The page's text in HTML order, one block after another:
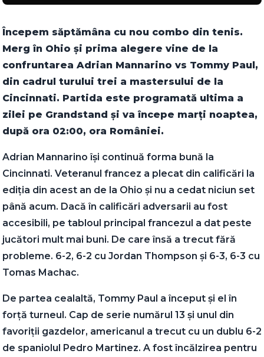
Începem săptămâna cu nou combo din tenis.
Merg în Ohio și prima alegere vine de la
confruntarea Adrian Mannarino vs Tommy Paul,
din cadrul turului trei a mastersului de la
Cincinnati. Partida este programată ultima a
zilei pe Grandstand și va începe marți noaptea,
după ora 02:00, ora României.
Adrian Mannarino își continuă forma bună la
Cincinnati. Veteranul francez a plecat din calificări la
ediția din acest an de la Ohio și nu a cedat niciun set
până acum. Dacă în calificări adversarii au fost
accesibili, pe tabloul principal francezul a dat peste
jucători mult mai buni. De care însă a trecut fără
probleme. 6-2, 6-2 cu Jordan Thompson și 6-3, 6-3 cu
Tomas Machac.
De partea cealaltă, Tommy Paul a început și el în
forță turneul. Cap de serie numărul 13 și unul din
favoriții gazdelor, americanul a trecut cu un dublu 6-2
de spaniolul Pedro Martinez. A fost încălzirea pentru